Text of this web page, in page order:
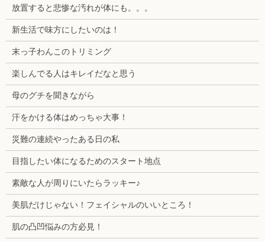
放置すると悲惨な汚れが体にも。。。
新生活で味方にしたいのは！
末っ子わんこのトリミング
楽しんでる人はキレイだなと思う
母のグチを聞きながら
汗をかける体はめっちゃ大事！
災難の連続やったある日の私
目指したい体になるためのスタート地点
素敵な人が周りにいたらラッキー♪
美肌だけじゃない！フェイシャルのいいところ！
肌の凸凹悩みの方必見！